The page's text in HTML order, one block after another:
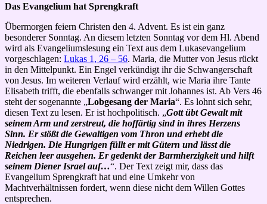
Das Evangelium hat Sprengkraft
Übermorgen feiern Christen den 4. Advent. Es ist ein ganz
besonderer Sonntag. An diesem letzten Sonntag vor dem Hl. Abend
wird als Evangeliumslesung ein Text aus dem Lukasevangelium
vorgeschlagen: Lukas 1, 26 – 56. Maria, die Mutter von Jesus rückt
in den Mittelpunkt. Ein Engel verkündigt ihr die Schwangerschaft
von Jesus. Im weiteren Verlauf wird erzählt, wie Maria ihre Tante
Elisabeth trifft, die ebenfalls schwanger mit Johannes ist. Ab Vers 46
steht der sogenannte „Lobgesang der Maria“. Es lohnt sich sehr,
diesen Text zu lesen. Er ist hochpolitisch. „Gott übt Gewalt mit
seinem Arm und zerstreut, die hoffärtig sind in ihres Herzens
Sinn. Er stößt die Gewaltigen vom Thron und erhebt die
Niedrigen. Die Hungrigen füllt er mit Gütern und lässt die
Reichen leer ausgehen. Er gedenkt der Barmherzigkeit und hilft
seinem Diener Israel auf…“. Der Text zeigt mir, dass das
Evangelium Sprengkraft hat und eine Umkehr von
Machtverhältnissen fordert, wenn diese nicht dem Willen Gottes
entsprechen.